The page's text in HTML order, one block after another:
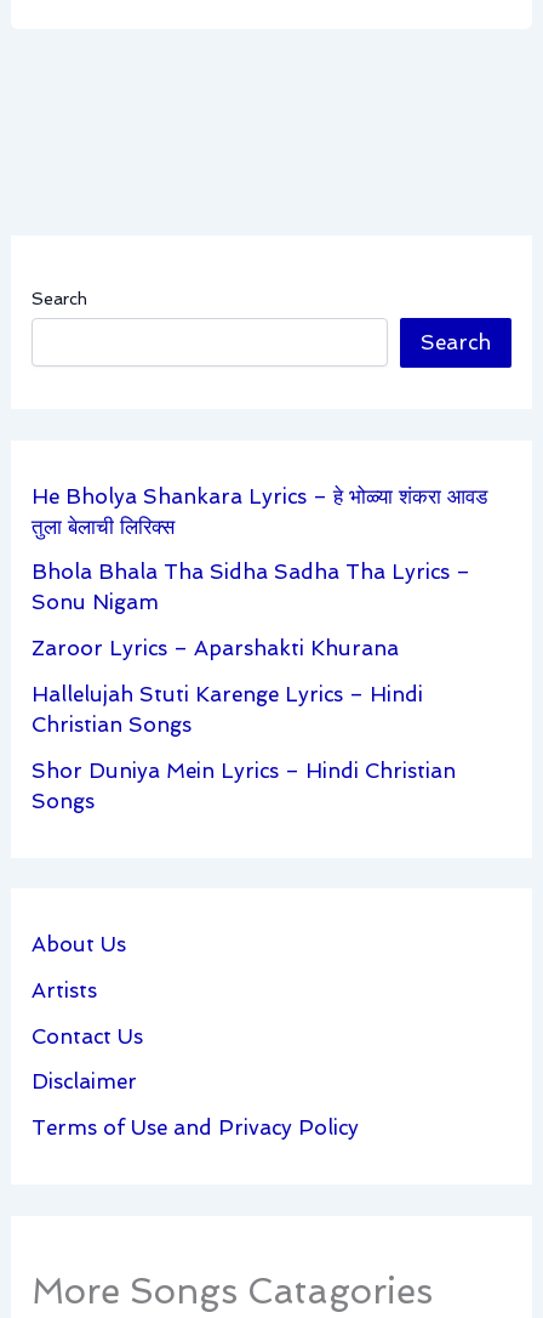
Search
Search
He Bholya Shankara Lyrics – हे भोळ्या शंकरा आवड
तुला बेलाची लिरिक्स
Bhola Bhala Tha Sidha Sadha Tha Lyrics –
Sonu Nigam
Zaroor Lyrics – Aparshakti Khurana
Hallelujah Stuti Karenge Lyrics – Hindi
Christian Songs
Shor Duniya Mein Lyrics – Hindi Christian
Songs
About Us
Artists
Contact Us
Disclaimer
Terms of Use and Privacy Policy
More Songs Catagories